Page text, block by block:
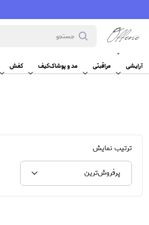
آرایشی مراقبتی مد و پوشاککیف کفش
ترتیب نمایش
پرفروش‌‌ترین